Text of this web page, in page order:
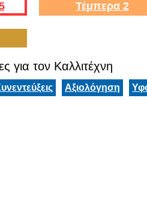
Τέμπερα 2
για τον Καλλιτέχνη
Αξιολόγηση